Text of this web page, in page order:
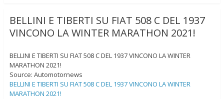
BELLINI E TIBERTI SU FIAT 508 C DEL 1937
VINCONO LA WINTER MARATHON 2021!
BELLINI E TIBERTI SU FIAT 508 C DEL 1937 VINCONO LA WINTER
MARATHON 2021!
Source: Automotornews
BELLINI E TIBERTI SU FIAT 508 C DEL 1937 VINCONO LA WINTER
MARATHON 2021!